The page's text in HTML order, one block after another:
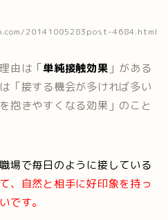
20141005283post-4684.html
由は「単純接触効果 」がある
「接する機会が多ければ多い
抱きやすくなる効果」のこと
場で毎日のように接している
、自然と相手に好印象を持っ
です。